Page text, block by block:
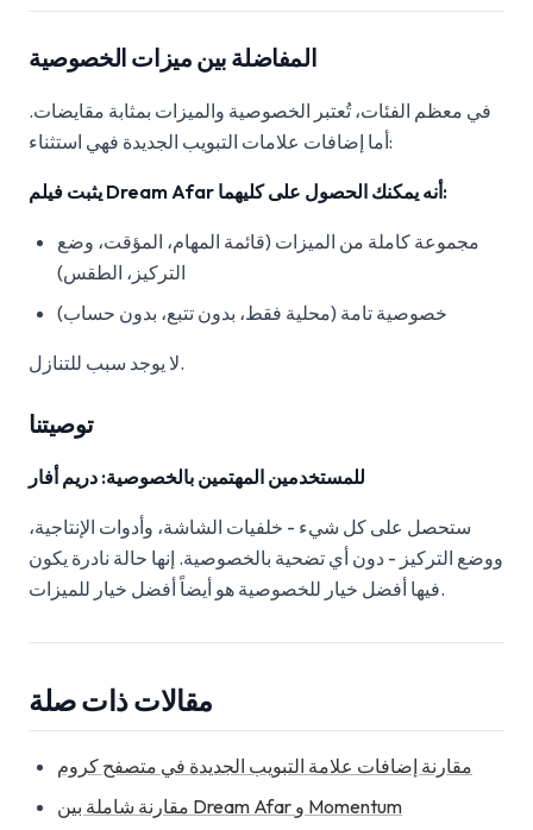
المفاضلة بين ميزات الخصوصية
في معظم الفئات، تُعتبر الخصوصية والميزات بمثابة مقايضات.
أما إضافات علامات التبويب الجديدة فهي استثناء:
يثبت فيلم Dream Afar أنه يمكنك الحصول على كليهما:
مجموعة كاملة من الميزات (قائمة المهام، المؤقت، وضع
التركيز، الطقس)
خصوصية تامة (محلية فقط، بدون تتبع، بدون حساب)
لا يوجد سبب للتنازل.
توصيتنا
للمستخدمين المهتمين بالخصوصية: دريم أفار
ستحصل على كل شيء - خلفيات الشاشة، وأدوات الإنتاجية،
ووضع التركيز - دون أي تضحية بالخصوصية. إنها حالة نادرة يكون
فيها أفضل خيار للخصوصية هو أيضاً أفضل خيار للميزات.
مقالات ذات صلة
مقارنة إضافات علامة التبويب الجديدة في متصفح كروم
مقارنة شاملة بين Dream Afar و Momentum